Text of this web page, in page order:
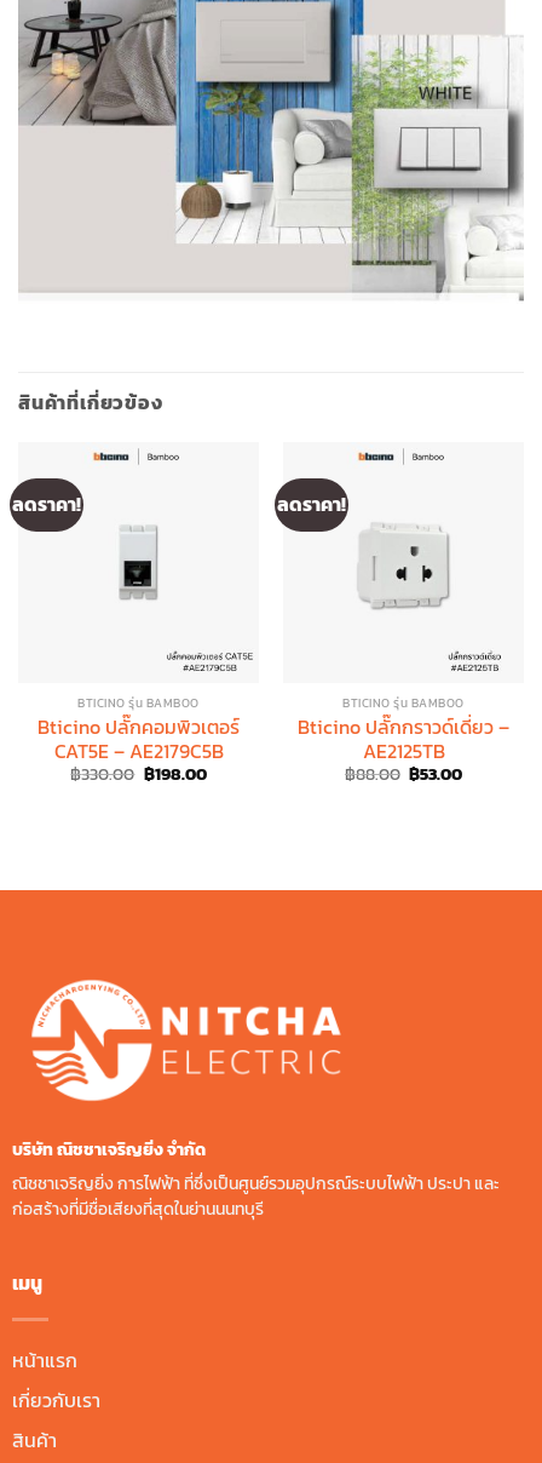
สินค้าที่เกี่ยวข้อง
ลดราคา!
BTICINO รุ่น BAMBOO
Bticino ปลั๊กคอมพิวเตอร์
CAT5E – AE2179C5B
฿330.00 Original
price
฿198.00Current
ลดราคา!
BTICINO รุ่น BAMBOO
Bticino ปลั๊กกราวด์เดี่ยว –
AE2125TB
฿88.00 Original
price
฿53.00Current
บริษัท ณิชชาเจริญยิ่ง จํากัด
ณิชชาเจริญยิ่ง การไฟฟ้า ที่ซึ่งเป็นศูนย์รวมอุปกรณ์ระบบไฟฟ้า ประปา และ
ก่อสร้างที่มีชื่อเสียงที่สุดในย่านนนทบุรี
เมนู
หน้าแรก
เกี่ยวกับเรา
สินค้า